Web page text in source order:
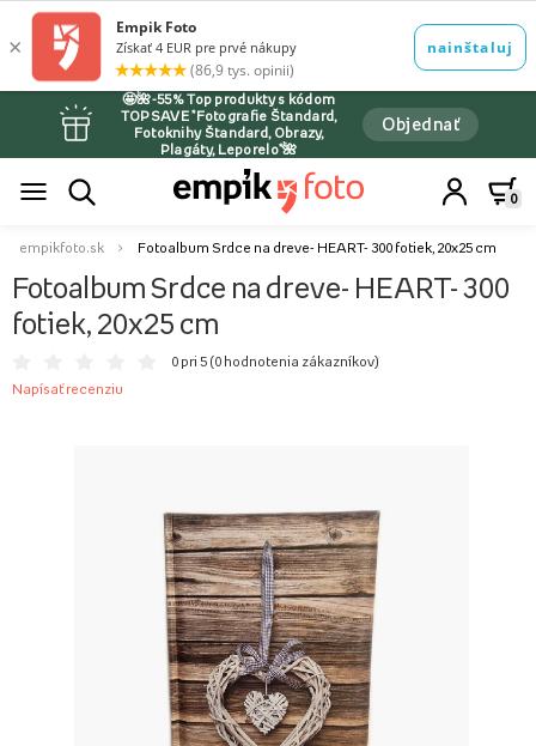
🤩🌺-55% Top produkty s kódom
TOPSAVE *Fotografie Štandard,
Fotoknihy Štandard, Obrazy,
Plagáty, Leporelo*🌺
Objednať
0
empikfoto.sk Fotoalbum Srdce na dreve- HEART- 300 fotiek, 20x25 cm
Fotoalbum Srdce na dreve- HEART- 300
fotiek, 20x25 cm
0 pri 5 (0 hodnotenia zákazníkov)
Napísať recenziu